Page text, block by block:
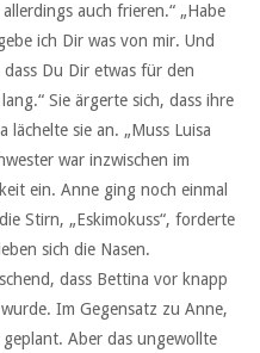
auch frieren.“ „Habe
ich Dir was von mir. Und
Du Dir etwas für den
Sie ärgerte sich, dass ihre
lächelte sie an. „Muss Luisa
war inzwischen im
ein. Anne ging noch einmal
Stirn, „Eskimokuss“, forderte
sich die Nasen.
dass Bettina vor knapp
Im Gegensatz zu Anne,
Aber das ungewollte